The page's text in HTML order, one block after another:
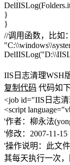
}
}
//调用函数，比如
IIS日志清理WSH
复制代码 代码如
<job id="IIS日志
<script
'作者：柳永法
'修改：2007-11-15
'操作说明：此文
其每天执行一次